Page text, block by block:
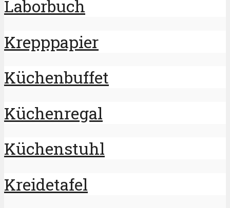
Laborbuch
Krepppapier
Küchenbuffet
Küchenregal
Küchenstuhl
Kreidetafel